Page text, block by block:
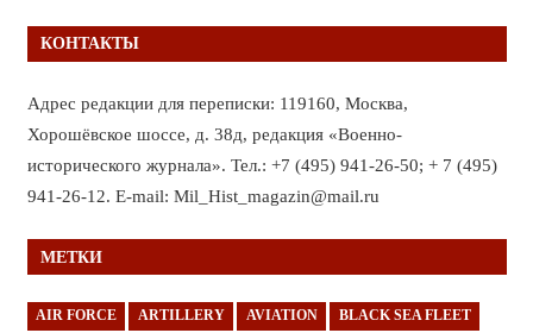
КОНТАКТЫ
Адрес редакции для переписки: 119160, Москва,
Хорошёвское шоссе, д. 38д, редакция «Военно-
исторического журнала». Тел.: +7 (495) 941-26-50; + 7 (495)
941-26-12. E-mail: Mil_Hist_magazin@mail.ru
МЕТКИ
AIR FORCE ARTILLERY AVIATION BLACK SEA FLEET